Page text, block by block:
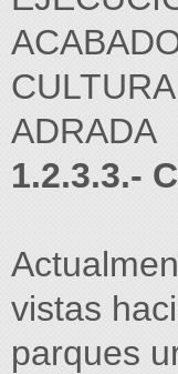
ADRADA
1.2.3.3.-
vistas
parques